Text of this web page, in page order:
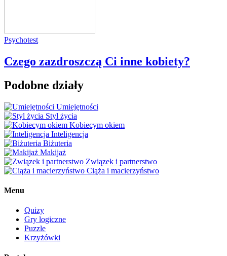
Psychotest
Czego zazdroszczą Ci inne kobiety?
Podobne działy
Umiejętności
Styl życia
Kobiecym okiem
Inteligencja
Biżuteria
Makijaż
Związek i partnerstwo
Ciąża i macierzyństwo
Menu
Quizy
Gry logiczne
Puzzle
Krzyżówki